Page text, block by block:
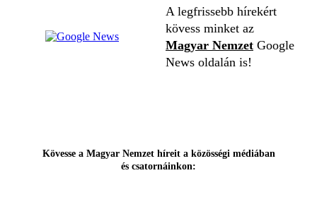
A legfrissebb hírekért
kövess minket az
Magyar Nemzet Google
News oldalán is!
Kövesse a Magyar Nemzet híreit a közösségi médiában
és csatornáinkon: